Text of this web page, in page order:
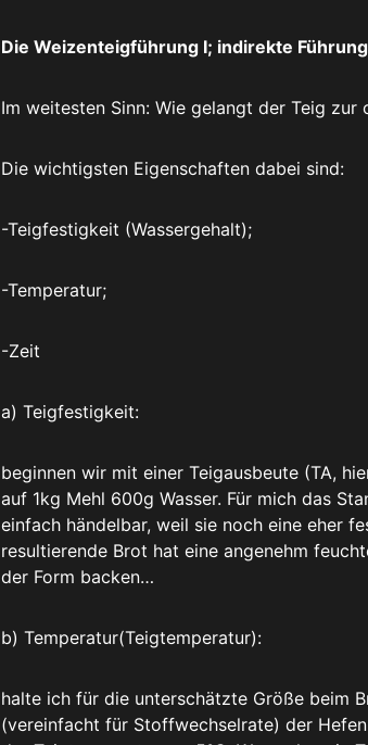
Die Weizenteigführung I; indirekte Führung
Im weitesten Sinn: Wie gelangt der Teig zur
Die wichtigsten Eigenschaften dabei sind:
-Teigfestigkeit (Wassergehalt);
-Temperatur;
-Zeit
a) Teigfestigkeit:
beginnen wir mit einer Teigausbeute (TA,
auf 1kg Mehl 600g Wasser. Für mich das
einfach händelbar, weil sie noch eine eher
resultierende Brot hat eine angenehm
der Form backen…
b) Temperatur(Teigtemperatur):
halte ich für die unterschätzte Größe beim
(vereinfacht für Stoffwechselrate) der